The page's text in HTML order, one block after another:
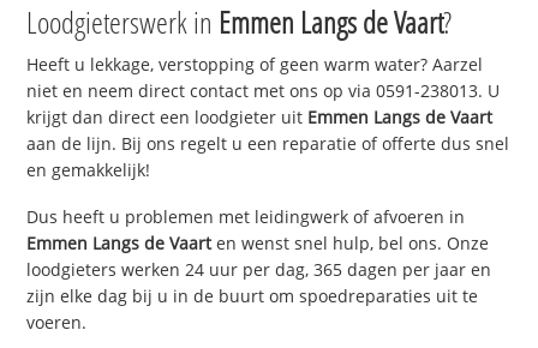
Loodgieterswerk in Emmen Langs de Vaart?
Heeft u lekkage, verstopping of geen warm water? Aarzel
niet en neem direct contact met ons op via 0591-238013. U
krijgt dan direct een loodgieter uit Emmen Langs de Vaart
aan de lijn. Bij ons regelt u een reparatie of offerte dus snel
en gemakkelijk!
Dus heeft u problemen met leidingwerk of afvoeren in
Emmen Langs de Vaarten wenst snel hulp, bel ons. Onze
loodgieters werken 24 uur per dag, 365 dagen per jaar en
zijn elke dag bij u in de buurt om spoedreparaties uit te
voeren.